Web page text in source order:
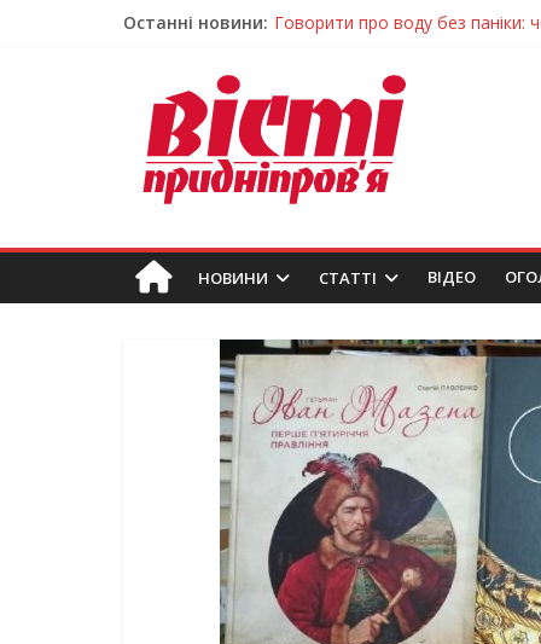
Останні новини: Лікар – на екрані: Як працюють
Пошуки тривають: на
Ветерани Дніпропетровщини
Говорити про воду без паніки:
НОВИНИ СТАТТІ ВIДЕО